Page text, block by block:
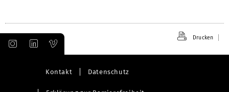
Drucken
Kontakt Datenschutz